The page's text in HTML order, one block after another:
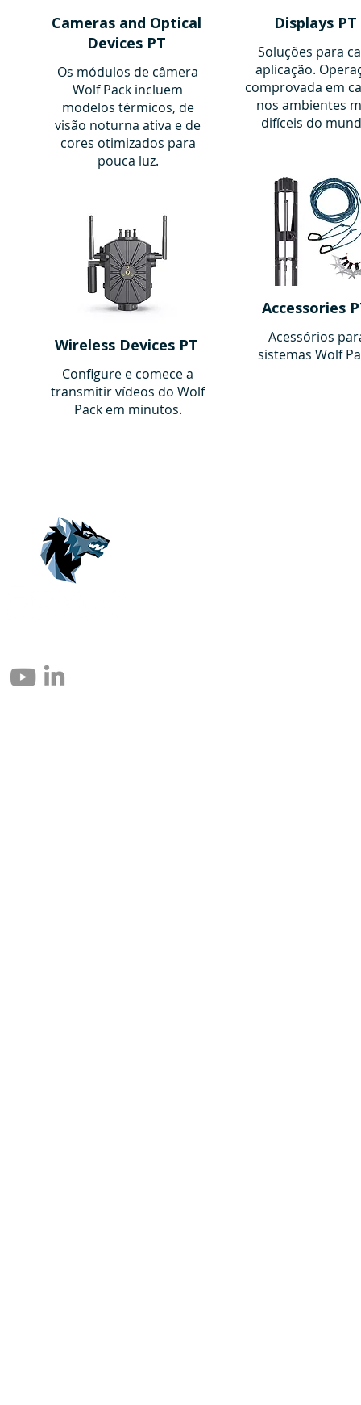
Cameras and Optical
Devices PT
Os módulos de câmera
Wolf Pack incluem
modelos térmicos, de
visão noturna ativa e de
cores otimizados para
pouca luz.
Wireless Devices PT
Configure e comece a
transmitir vídeos do Wolf
Pack em minutos.
Displays PT
Soluções para
aplicação.
comprovada em
nos ambientes
difíceis do
Accessories
Acessórios
sistemas Wolf